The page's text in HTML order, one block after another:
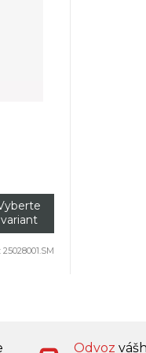
variant
25028001.SM
Odvoz